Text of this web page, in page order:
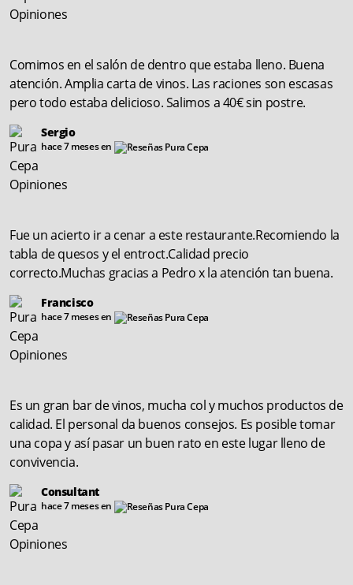
Comimos en el salón de dentro que estaba lleno. Buena
atención. Amplia carta de vinos. Las raciones son escasas
pero todo estaba delicioso. Salimos a 40€ sin postre.
Sergio
hace 7 meses en
Fue un acierto ir a cenar a este restaurante.Recomiendo la
tabla de quesos y el entroct.Calidad precio
correcto.Muchas gracias a Pedro x la atención tan buena.
Francisco
hace 7 meses en
Es un gran bar de vinos, mucha col y muchos productos de
calidad. El personal da buenos consejos. Es posible tomar
una copa y así pasar un buen rato en este lugar lleno de
convivencia.
Consultant
hace 7 meses en